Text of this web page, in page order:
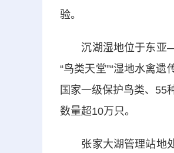
验。
沉湖湿地位于东亚—
“鸟类天堂”“湿地水禽
国家一级保护鸟类、55
数量超10万只。
张家大湖管理站地处